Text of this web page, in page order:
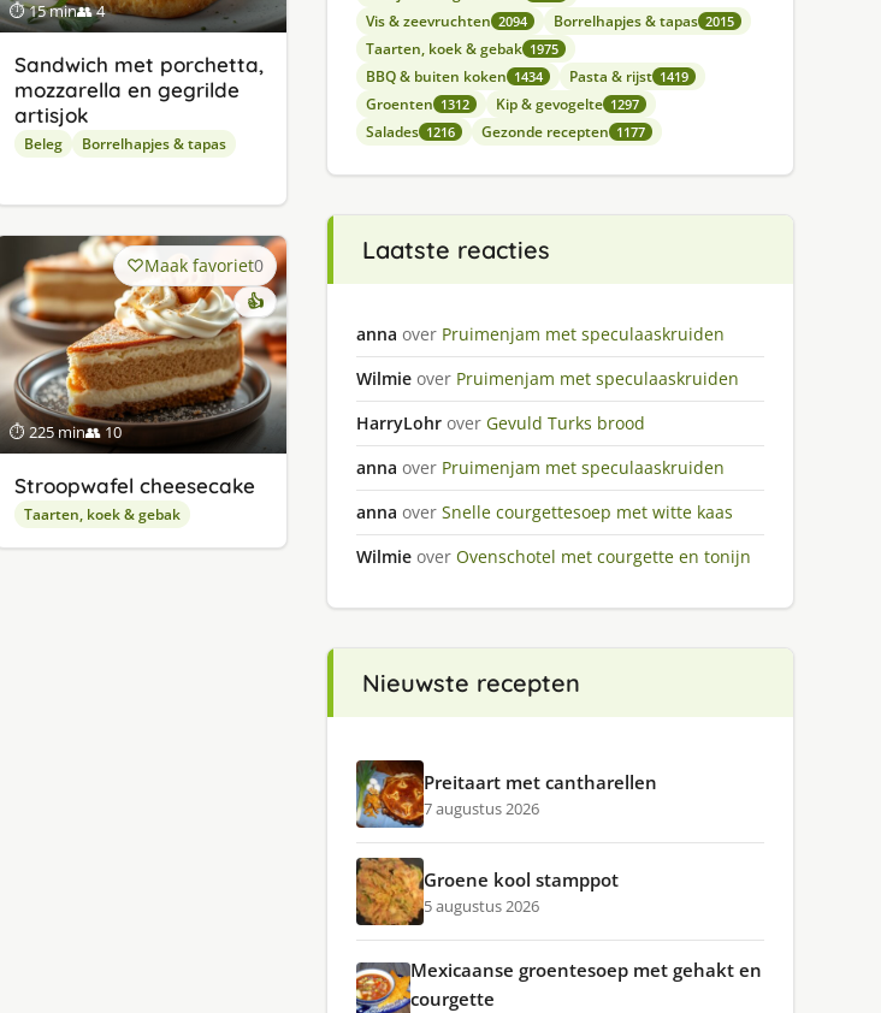
⏱ 15 min👥 4
Sandwich met porchetta,
mozzarella en gegrilde
artisjok
Beleg Borrelhapjes & tapas
⏱ 225 min👥 10
Maak favoriet0
👍
Stroopwafel cheesecake
Taarten, koek & gebak
Vis & zeevruchten 2094 Borrelhapjes & tapas 2015
Taarten, koek & gebak 1975
BBQ & buiten koken 1434 Pasta & rijst 1419
Groenten 1312 Kip & gevogelte 1297
Salades 1216 Gezonde recepten 1177
Laatste reacties
anna over Pruimenjam met speculaaskruiden
Wilmie over Pruimenjam met speculaaskruiden
HarryLohr over Gevuld Turks brood
anna over Pruimenjam met speculaaskruiden
anna over Snelle courgettesoep met witte kaas
Wilmie over Ovenschotel met courgette en tonijn
Nieuwste recepten
Preitaart met cantharellen
7 augustus 2026
Groene kool stamppot
5 augustus 2026
Mexicaanse groentesoep met gehakt en
courgette